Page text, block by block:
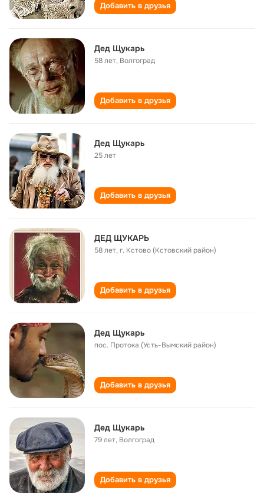
Добавить в друзья
Дед Щукарь
58 лет, Волгоград
Добавить в друзья
Дед Щукарь
25 лет
Добавить в друзья
ДЕД ЩУКАРЬ
58 лет,г. Кстово (Кстовский район)
Добавить в друзья
Дед Щукарь
пос. Протока (Усть-Вымский район)
Добавить в друзья
Дед Щукарь
79 лет, Волгоград
Добавить в друзья